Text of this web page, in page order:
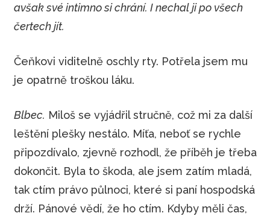
avšak své intimno si chrání. I nechal ji po všech
čertech jít.
Čeňkovi viditelně oschly rty. Potřela jsem mu
je opatrně troškou láku.
Blbec. Miloš se vyjádřil stručně, což mi za další
leštění plešky nestálo. Míťa, neboť se rychle
připozdívalo, zjevně rozhodl, že příběh je třeba
dokončit. Byla to škoda, ale jsem zatím mladá,
tak ctím právo půlnoci, které si paní hospodská
drží. Pánové vědí, že ho ctím. Kdyby měli čas,